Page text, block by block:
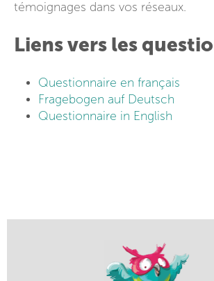
témoignages dans vos réseaux.
Liens vers les
Questionnaire en français
Fragebogen auf Deutsch
Questionnaire in English